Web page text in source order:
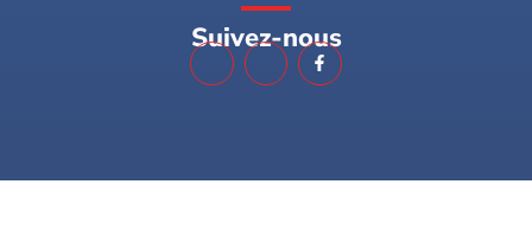
Suivez-nous